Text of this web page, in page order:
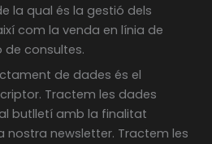
la qual és la gestió dels
com la venda en línia de
de consultes.
de dades és el
Tractem les dades
butlletí amb la finalitat
nostra newsletter. Tractem les